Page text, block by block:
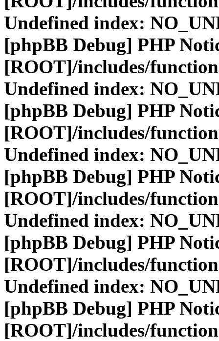
Undefined index:
[phpBB Debug] PHP
[ROOT]/includes/
Undefined index:
[phpBB Debug] PHP
[ROOT]/includes/
Undefined index:
[phpBB Debug] PHP
[ROOT]/includes/
Undefined index:
[phpBB Debug] PHP
[ROOT]/includes/
Undefined index:
[phpBB Debug] PHP
[ROOT]/includes/